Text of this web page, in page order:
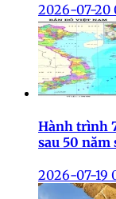
2026-07-20
Hành trình
sau 50 năm
2026-07-19